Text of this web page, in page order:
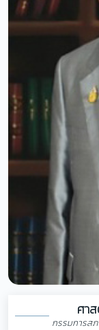
ศา
กรรมการส